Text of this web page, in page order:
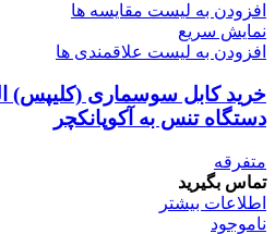
افزودن به لیست مقایسه ها
نمایش سریع
افزودن به لیست علاقمندی ها
خرید کابل سوسماری (کلیپس)
دستگاه تنس به آکوپانکچر
متفرقه
تماس بگیرید
اطلاعات بیشتر
ناموجود